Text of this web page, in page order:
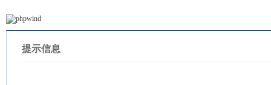
提示信息